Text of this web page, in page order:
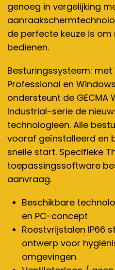
genoeg in vergelijking
de perfecte keuze is
bedienen.
Besturingssysteem: met
Professional en
ondersteunt de GECMA
Industrial-serie de
technologieën. Alle
vooraf geïnstalleerd en
snelle start. Specifieke
toepassingssoftware
aanvraag.
Beschikbare
en PC-concept
Roestvrijstalen IP66
ontwerp voor
omgevingen